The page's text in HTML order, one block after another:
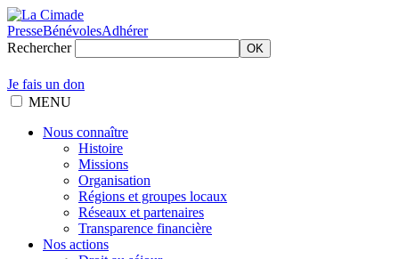
PresseBénévolesAdhérer
Rechercher
OK
Je fais un don
MENU
Nous connaître
Histoire
Missions
Organisation
Régions et groupes locaux
Réseaux et partenaires
Transparence financière
Nos actions